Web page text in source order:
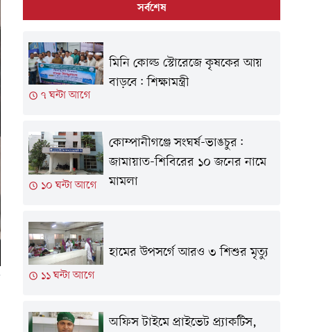
সর্বশেষ
৭ ঘন্টা আগে
মিনি কোল্ড স্টোরেজে কৃষকের আয়
বাড়বে: শিক্ষামন্ত্রী
১০ ঘন্টা আগে
কোম্পানীগঞ্জে সংঘর্ষ-ভাঙচুর:
জামায়াত-শিবিরের ১০ জনের নামে
মামলা
১১ ঘন্টা আগে
হামের উপসর্গে আরও ৩ শিশুর মৃত্যু
অফিস টাইমে প্রাইভেট প্র্যাকটিস,